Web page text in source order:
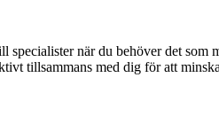
när du behöver det
tillsammans med dig för att